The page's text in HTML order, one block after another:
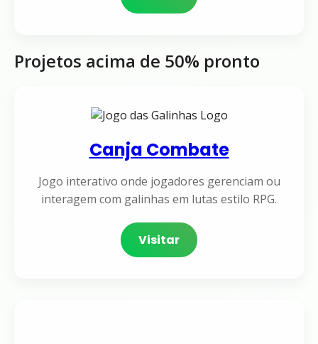
Projetos acima de 50% pronto
Canja Combate
Jogo interativo onde jogadores gerenciam ou
interagem com galinhas em lutas estilo RPG.
Visitar